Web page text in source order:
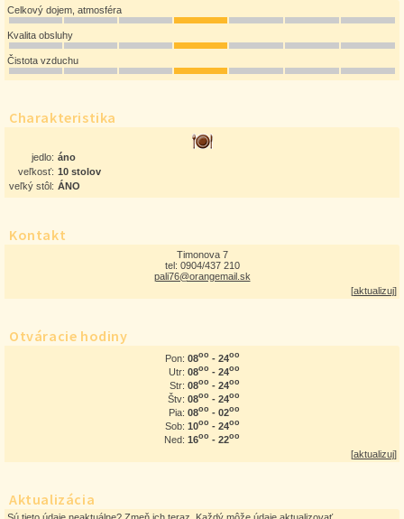
Celkový dojem, atmosféra
Kvalita obsluhy
Čistota vzduchu
Charakteristika
jedlo: áno
veľkosť: 10 stolov
veľký stôl: ÁNO
Kontakt
Timonova 7
tel: 0904/437 210
pali76@orangemail.sk
[aktualizuj]
Otváracie hodiny
Pon: 08oo - 24oo
Utr: 08oo - 24oo
Str: 08oo - 24oo
Štv: 08oo - 24oo
Pia: 08oo - 02oo
Sob: 10oo - 24oo
Ned: 16oo - 22oo
[aktualizuj]
Aktualizácia